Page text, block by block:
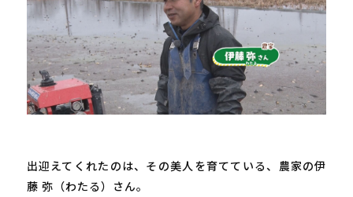
出迎えてくれたのは、その美人を育てている、農家の伊
藤 弥（わたる）さん。